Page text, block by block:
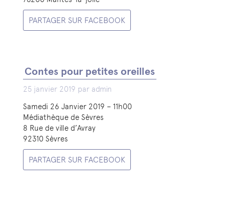
PARTAGER SUR FACEBOOK
Contes pour petites oreilles
25 janvier 2019 par admin
Samedi 26 Janvier 2019 – 11h00
Médiathèque de Sèvres
8 Rue de ville d’Avray
92310 Sèvres
PARTAGER SUR FACEBOOK